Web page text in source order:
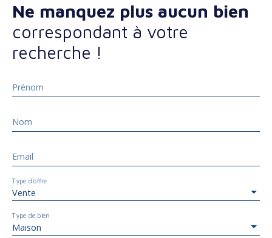
Ne manquez plus aucun bien
correspondant à votre
recherche !
Prénom
Nom
Email
Vente
Type d'offre
Maison
Type de bien